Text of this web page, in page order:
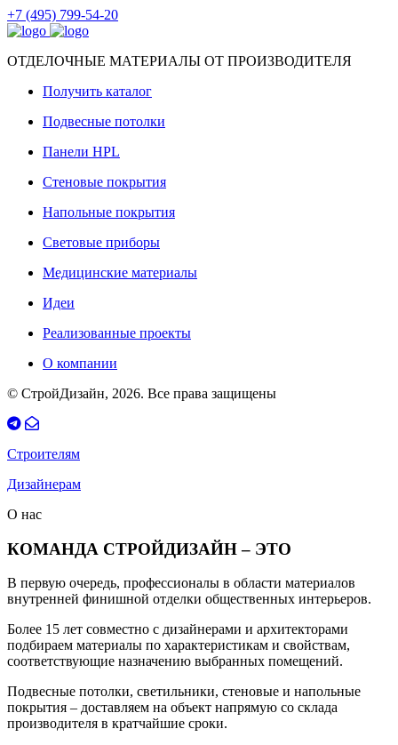
+7 (495) 799-54-20
ОТДЕЛОЧНЫЕ МАТЕРИАЛЫ ОТ ПРОИЗВОДИТЕЛЯ
Получить каталог
Подвесные потолки
Панели HPL
Стеновые покрытия
Напольные покрытия
Световые приборы
Медицинские материалы
Идеи
Реализованные проекты
О компании
© СтройДизайн, 2026. Все права защищены
Строителям
Дизайнерам
О нас
КОМАНДА СТРОЙДИЗАЙН – ЭТО
В первую очередь, профессионалы в области материалов
внутренней финишной отделки общественных интерьеров.
Более 15 лет совместно с дизайнерами и архитекторами
подбираем материалы по характеристикам и свойствам,
соответствующие назначению выбранных помещений.
Подвесные потолки, светильники, стеновые и напольные
покрытия – доставляем на объект напрямую со склада
производителя в кратчайшие сроки.